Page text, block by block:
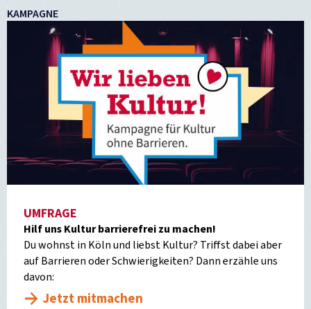
KAMPAGNE
UMFRAGE
Hilf uns Kultur barrierefrei zu machen!
Du wohnst in Köln und liebst Kultur? Triffst dabei aber
auf Barrieren oder Schwierigkeiten? Dann erzähle uns
davon:
Jetzt mitmachen